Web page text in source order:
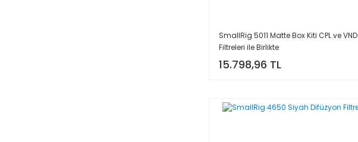
SmallRig 5011 Matte Box Kiti CPL ve VND
Filtreleri ile Birlikte
15.798,96 TL